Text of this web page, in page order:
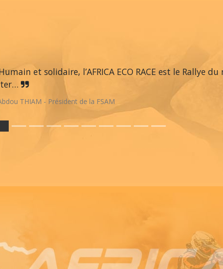
et solidaire, l’AFRICA ECO RACE est le Rallye
THIAM - Président de la FSAM